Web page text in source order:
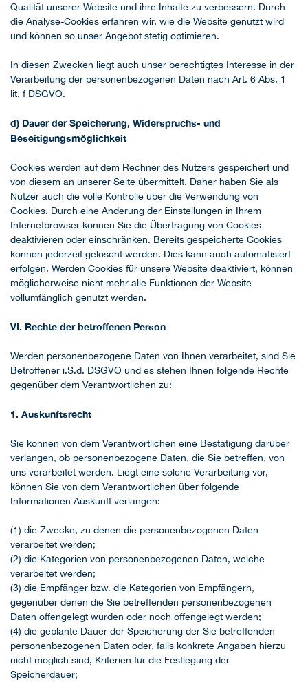
Qualität unserer Website und ihre Inhalte zu verbessern. Durch
die Analyse-Cookies erfahren wir, wie die Website genutzt wird
und können so unser Angebot stetig optimieren.
In diesen Zwecken liegt auch unser berechtigtes Interesse in der
Verarbeitung der personenbezogenen Daten nach Art. 6 Abs. 1
lit. f DSGVO.
d) Dauer der Speicherung, Widerspruchs- und
Beseitigungsmöglichkeit
Cookies werden auf dem Rechner des Nutzers gespeichert und
von diesem an unserer Seite übermittelt. Daher haben Sie als
Nutzer auch die volle Kontrolle über die Verwendung von
Cookies. Durch eine Änderung der Einstellungen in Ihrem
Internetbrowser können Sie die Übertragung von Cookies
deaktivieren oder einschränken. Bereits gespeicherte Cookies
können jederzeit gelöscht werden. Dies kann auch automatisiert
erfolgen. Werden Cookies für unsere Website deaktiviert, können
möglicherweise nicht mehr alle Funktionen der Website
vollumfänglich genutzt werden.
VI. Rechte der betroffenen Person
Werden personenbezogene Daten von Ihnen verarbeitet, sind Sie
Betroffener i.S.d. DSGVO und es stehen Ihnen folgende Rechte
gegenüber dem Verantwortlichen zu:
1. Auskunftsrecht
Sie können von dem Verantwortlichen eine Bestätigung darüber
verlangen, ob personenbezogene Daten, die Sie betreffen, von
uns verarbeitet werden. Liegt eine solche Verarbeitung vor,
können Sie von dem Verantwortlichen über folgende
Informationen Auskunft verlangen:
(1) die Zwecke, zu denen die personenbezogenen Daten
verarbeitet werden;
(2) die Kategorien von personenbezogenen Daten, welche
verarbeitet werden;
(3) die Empfänger bzw. die Kategorien von Empfängern,
gegenüber denen die Sie betreffenden personenbezogenen
Daten offengelegt wurden oder noch offengelegt werden;
(4) die geplante Dauer der Speicherung der Sie betreffenden
personenbezogenen Daten oder, falls konkrete Angaben hierzu
nicht möglich sind, Kriterien für die Festlegung der
Speicherdauer;